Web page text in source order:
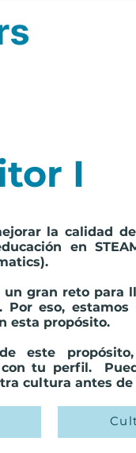
I
la calidad
en
un gran reto para
eso, estamos
esta propósito.
este
tu perfil.
cultura antes